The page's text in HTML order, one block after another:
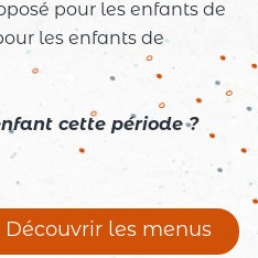
pour les enfants de
les enfants de
cette période ?
Découvrir les menus